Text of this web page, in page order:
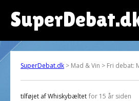
SuperDebat.dk > Mad & Vin > Fri debat:
tilføjet afWhiskybæltet for 15 år siden